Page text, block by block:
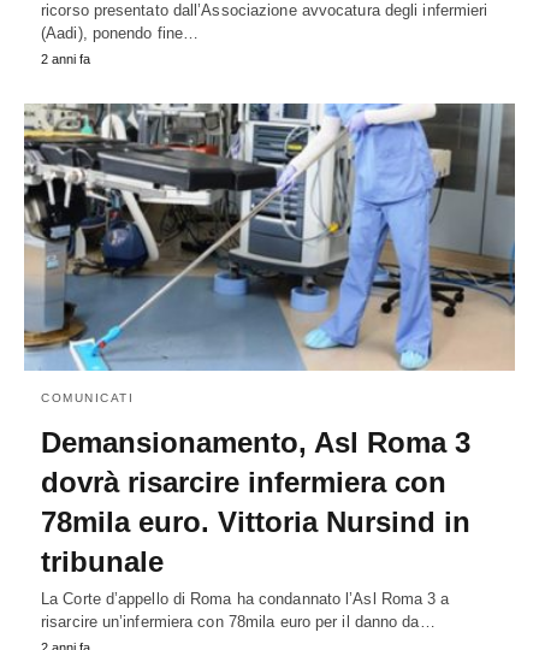
ricorso presentato dall’Associazione avvocatura degli infermieri
(Aadi), ponendo fine…
2 anni fa
COMUNICATI
Demansionamento, Asl Roma 3
dovrà risarcire infermiera con
78mila euro. Vittoria Nursind in
tribunale
La Corte d’appello di Roma ha condannato l’Asl Roma 3 a
risarcire un’infermiera con 78mila euro per il danno da…